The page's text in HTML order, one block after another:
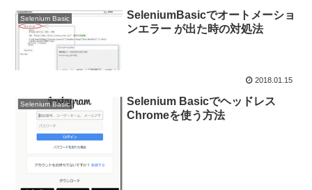
Selenium Basic
SeleniumBasicでオートメーショ
ンエラー が出た時の対処法
2018.01.15
Selenium Basic
Selenium Basicでヘッドレス
Chromeを使う方法